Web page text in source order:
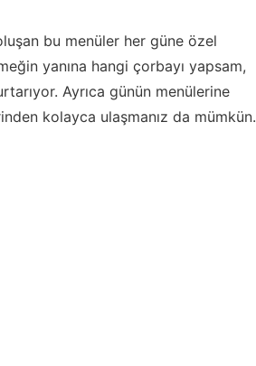
bu menüler her güne özel
yanına hangi çorbayı yapsam,
Ayrıca günün menülerine
kolayca ulaşmanız da mümkün.